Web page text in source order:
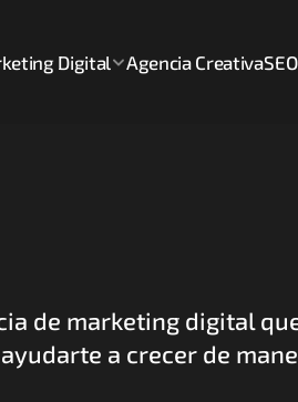
Digital Agencia CreativaSEO
de marketing digital
a crecer de